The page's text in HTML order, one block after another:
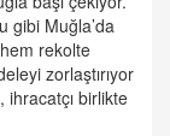
gibi Muğla’da
rekolte
zorlaştırıyor
ihracatçı birlikte